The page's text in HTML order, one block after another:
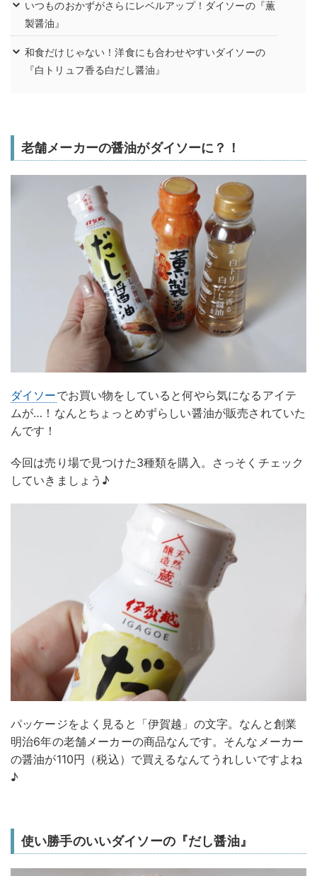
いつものおかずがさらにレベルアップ！ダイソーの『薫
製醤油』
和食だけじゃない！洋食にも合わせやすいダイソーの
『白トリュフ香る白だし醤油』
老舗メーカーの醤油がダイソーに？！
ダイソーでお買い物をしていると何やら気になるアイテ
ムが…！なんとちょっとめずらしい醤油が販売されていた
んです！
今回は売り場で見つけた3種類を購入。さっそくチェック
していきましょう♪
パッケージをよく見ると「伊賀越」の文字。なんと創業
明治6年の老舗メーカーの商品なんです。そんなメーカー
の醤油が110円（税込）で買えるなんてうれしいですよね
♪
使い勝手のいいダイソーの『だし醤油』